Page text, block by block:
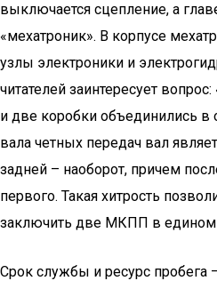
выключается сцепление, а
«мехатроник». В корпусе
узлы электроники и
читателей заинтересует
и две коробки объединились в
вала четных передач вал
задней – наоборот, причем
первого. Такая хитрость
заключить две МКПП в едином
Срок службы и ресурс пробега